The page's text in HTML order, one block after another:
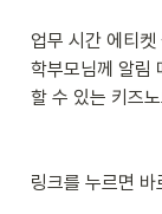
업무 시간 에티켓
학부모님께 알림
할 수 있는 키즈
링크를 누르면 바